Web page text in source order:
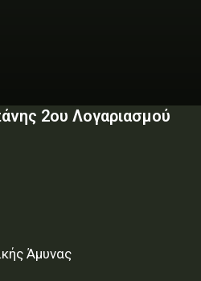
2ου Λογαριασμού
Άμυνας